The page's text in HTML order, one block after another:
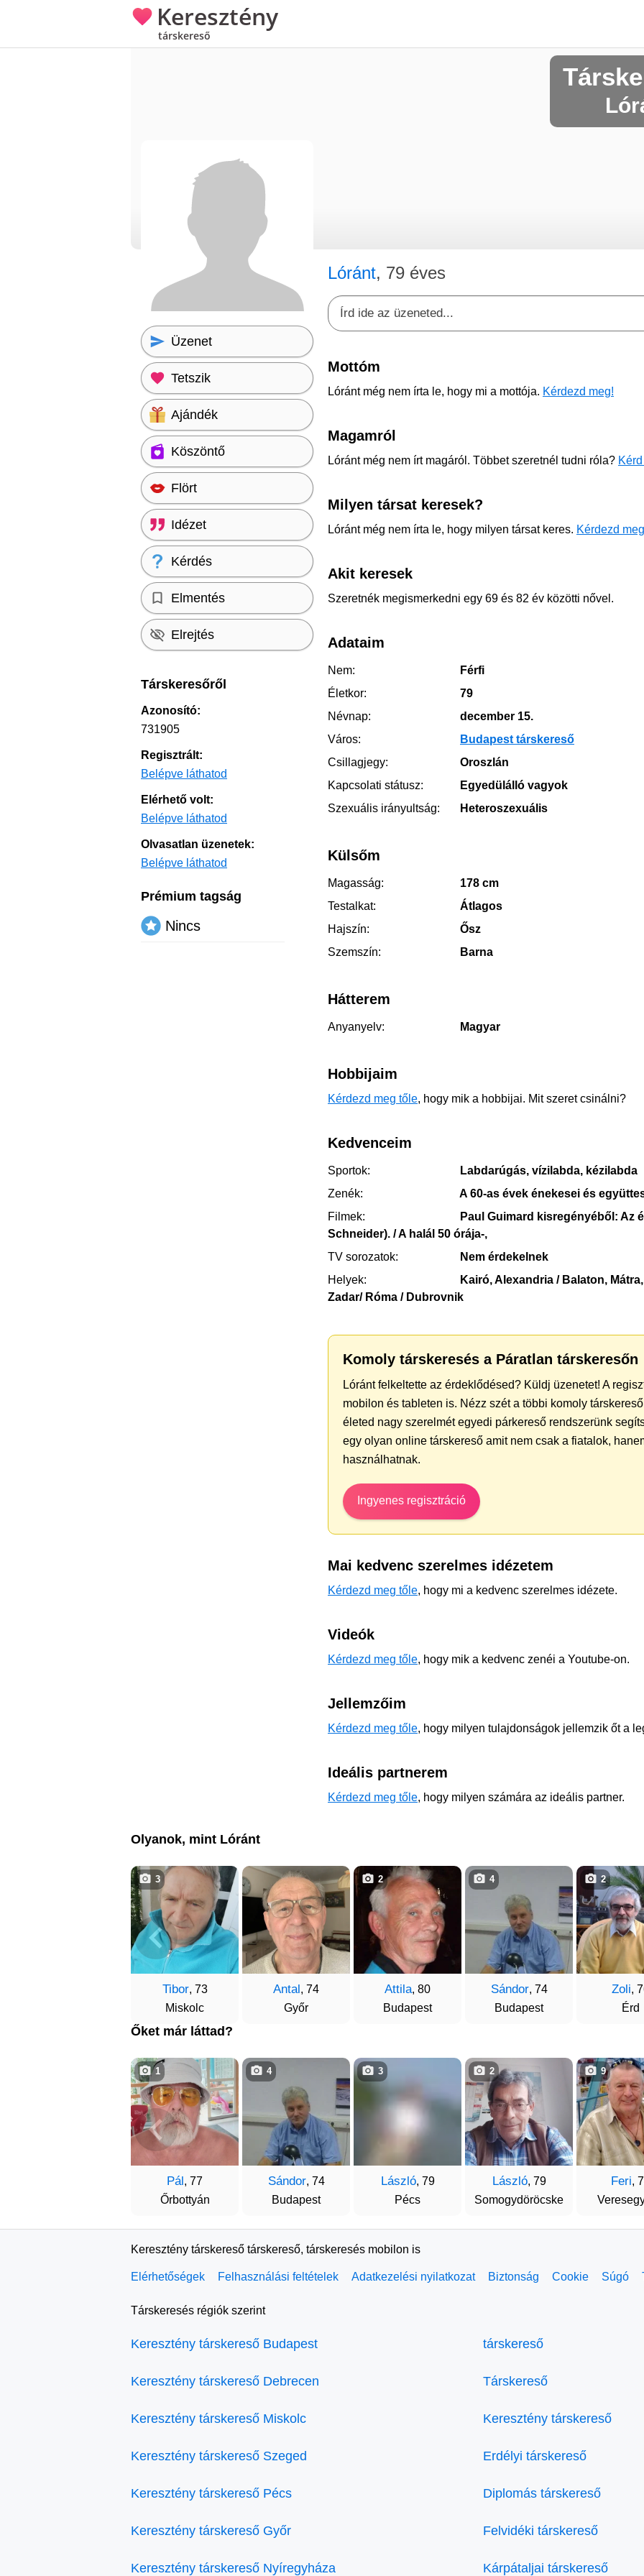
Keresztény
társkereső
Lóránt, 79 éves
Mottóm
Lóránt még nem írta le, hogy mi a mottója. Kérdezd meg!
Magamról
Lóránt még nem írt magáról. Többet szeretnél tudni róla?
Milyen társat keresek?
Lóránt még nem írta le, hogy milyen társat keres. Kérdezd
Akit keresek
Szeretnék megismerkedni egy 69 és 82 év közötti nővel.
Adataim
Nem:
Férfi
Életkor:
79
Névnap:
december 15.
Város:
Budapest társkereső
Csillagjegy:
Oroszlán
Kapcsolati státusz:
Egyedülálló vagyok
Szexuális irányultság:
Heteroszexuális
Külsőm
Magasság:
178 cm
Testalkat:
Átlagos
Hajszín:
Ősz
Szemszín:
Barna
Hátterem
Anyanyelv: Magyar
Hobbijaim
Kérdezd meg tőle, hogy mik a hobbijai. Mit szeret csinálni?
Kedvenceim
Sportok:
Labdarúgás, vízilabda, kézilabda
Zenék:
A 60-as évek énekesei és
Filmek:
Paul Guimard kisregényéből: Az
Schneider). / A halál 50 órája-,
TV sorozatok:
Nem érdekelnek
Helyek:
Kairó, Alexandria / Balaton,
Zadar/ Róma / Dubrovnik
Komoly társkeresés a Páratlan társkeresőn
Lóránt felkeltette az érdeklődésed? Küldj üzenetet! A
mobilon és tableten is. Nézz szét a többi komoly
életed nagy szerelmét egyedi párkereső rendszerünk
egy olyan online társkereső amit nem csak a fiatalok,
használhatnak.
Ingyenes regisztráció
Mai kedvenc szerelmes idézetem
Kérdezd meg tőle, hogy mi a kedvenc szerelmes idézete.
Videók
Kérdezd meg tőle, hogy mik a kedvenc zenéi a Youtube-on.
Jellemzőim
Kérdezd meg tőle, hogy milyen tulajdonságok jellemzik őt a
Ideális partnerem
Kérdezd meg tőle, hogy milyen számára az ideális partner.
Üzenet
Tetszik
Ajándék
Köszöntő
Flört
Idézet
Kérdés
Elmentés
Elrejtés
Társkeresőről
Azonosító:
731905
Regisztrált:
Belépve láthatod
Elérhető volt:
Belépve láthatod
Olvasatlan üzenetek:
Belépve láthatod
Prémium tagság
Nincs
Olyanok, mint Lóránt
Tibor, 73
Miskolc
3
Antal, 74
Győr
Attila, 80
Budapest
2
Sándor, 74
Budapest
4
Zoli,
Érd
2
Őket már láttad?
Pál, 77
Őrbottyán
1
Sándor, 74
Budapest
4
László, 79
Pécs
3
László, 79
Somogydöröcske
2
Feri,
9
Keresztény társkereső társkereső, társkeresés mobilon is
Elérhetőségek Felhasználási feltételek Adatkezelési nyilatkozat Biztonság Cookie Súgó
Társkeresés régiók szerint
Keresztény társkereső Budapest
Keresztény társkereső Debrecen
Keresztény társkereső Miskolc
Keresztény társkereső Szeged
Keresztény társkereső Pécs
Keresztény társkereső Győr
Keresztény társkereső Nyíregyháza
társkereső
Társkereső
Keresztény társkereső
Erdélyi társkereső
Diplomás társkereső
Felvidéki társkereső
Kárpátaljai társkereső